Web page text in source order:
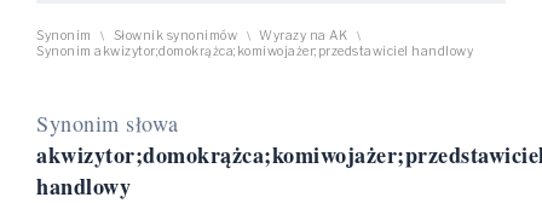
Synonim \ Słownik synonimów \ Wyrazy na AK \
Synonim akwizytor;domokrążca;komiwojażer;przedstawiciel handlowy
Synonim słowa
handlowy